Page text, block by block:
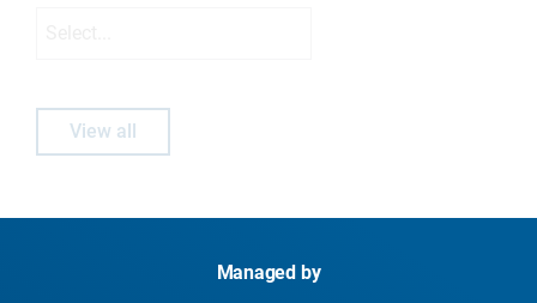
View all
Managed by